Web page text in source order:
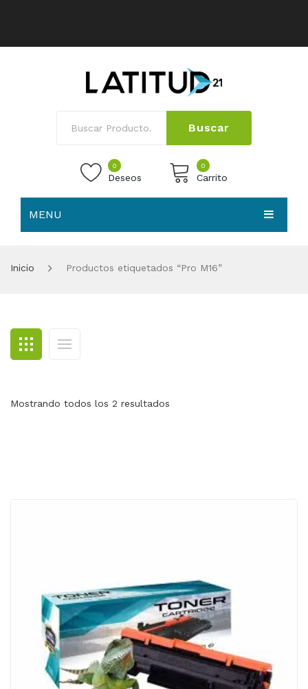
Buscar
0
Deseos
0
Carrito
MENU
BLOG
CONTACTO
Inicio Productos etiquetados “Pro M16”
Mostrando todos los 2 resultados